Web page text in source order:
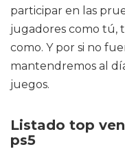
participar en las
jugadores como tú,
como. Y por si no
mantendremos al
juegos.
Listado top
ps5